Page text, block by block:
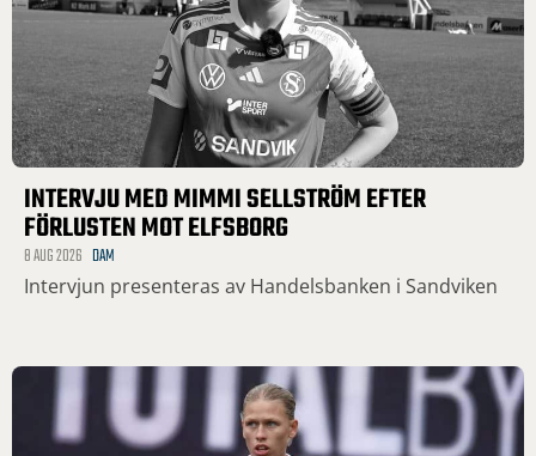
INTERVJU MED MIMMI SELLSTRÖM EFTER
FÖRLUSTEN MOT ELFSBORG
8 AUG 2026 DAM
Intervjun presenteras av Handelsbanken i Sandviken